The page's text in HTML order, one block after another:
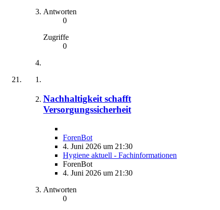
Antworten
0
Zugriffe
0
Nachhaltigkeit schafft
Versorgungssicherheit
ForenBot
4. Juni 2026 um 21:30
Hygiene aktuell - Fachinformationen
ForenBot
4. Juni 2026 um 21:30
Antworten
0